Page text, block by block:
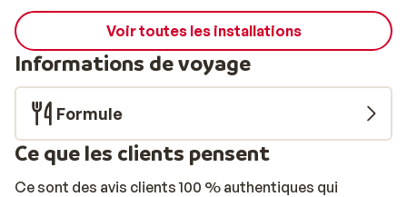
Voir toutes les installations
Informations de voyage
Formule
Ce que les clients pensent
Ce sont des avis clients 100 % authentiques qui